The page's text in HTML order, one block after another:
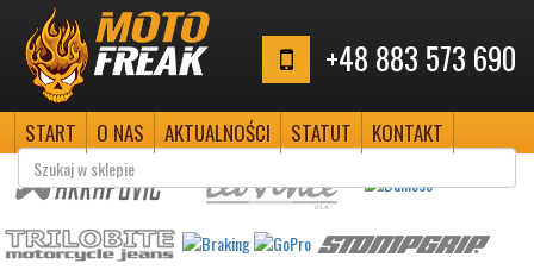
+48 883 573 690
START O NAS AKTUALNOŚCI STATUT KONTAKT